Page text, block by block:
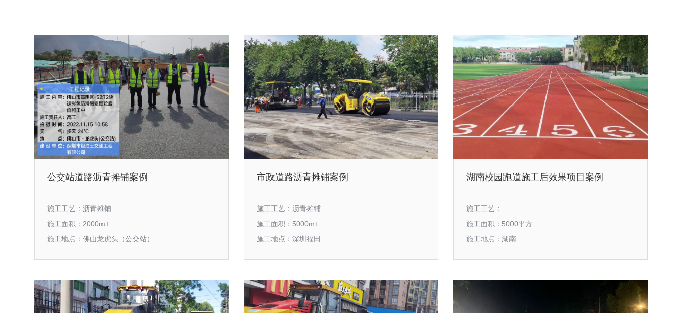
公交站道路沥青摊铺案例
施工工艺：沥青摊铺
施工面积：2000m+
施工地点：佛山龙虎头（公交站）
市政道路沥青摊铺案例
施工工艺：沥青摊铺
施工面积：5000m+
施工地点：深圳福田
湖南校园跑道施工后效果项目案例
施工工艺：
施工面积：5000平方
施工地点：湖南